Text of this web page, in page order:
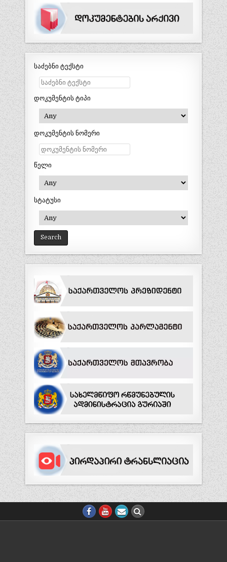
საძებნი ტექსტი
დოკუმენტის ტიპი
დოკუმენტის ნომერი
წელი
სტატუსი